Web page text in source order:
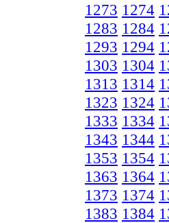
1273 1274
1283 1284
1293 1294
1303 1304
1313 1314
1323 1324
1333 1334
1343 1344
1353 1354
1363 1364
1373 1374
1383 1384